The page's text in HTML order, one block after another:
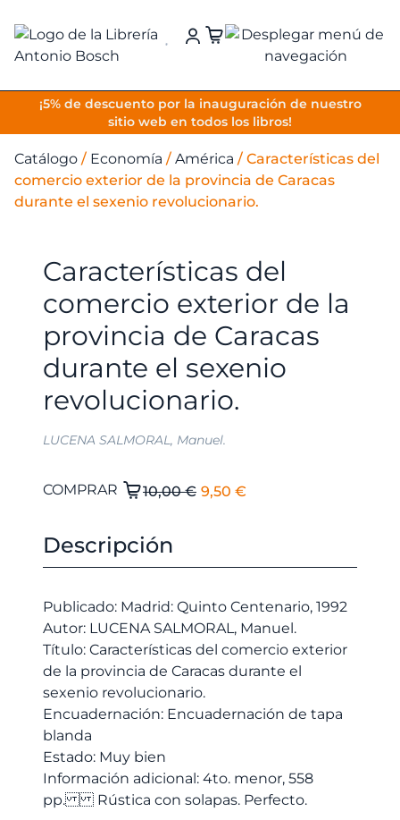
¡5% de descuento por la inauguración de nuestro
sitio web en todos los libros!
VOLVER
Catálogo / Economía / América / Características del
comercio exterior de la provincia de Caracas
durante el sexenio revolucionario.
Características del
comercio exterior de la
provincia de Caracas
durante el sexenio
revolucionario.
LUCENA SALMORAL, Manuel.
10,00€ El
era:
9,50 €
es:
Características
exterior
provincia
de
Caracas
durante
el
sexenio
revolucionario.
cantidad
COMPRAR
Descripción
Publicado: Madrid: Quinto Centenario, 1992
Autor: LUCENA SALMORAL, Manuel.
Título: Características del comercio exterior
de la provincia de Caracas durante el
sexenio revolucionario.
Encuadernación: Encuadernación de tapa
blanda
Estado: Muy bien
Información adicional: 4to. menor, 558